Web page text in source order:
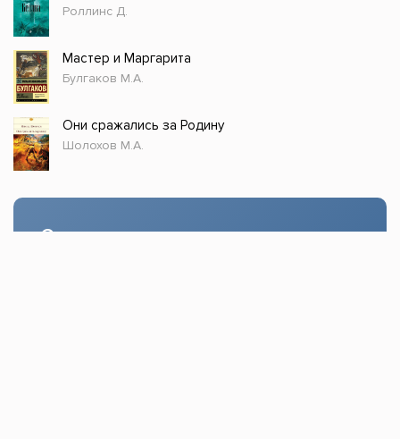
Роллинс Д.
Мастер и Маргарита
Булгаков М.А.
Они сражались за Родину
Шолохов М.А.
Стол заказов